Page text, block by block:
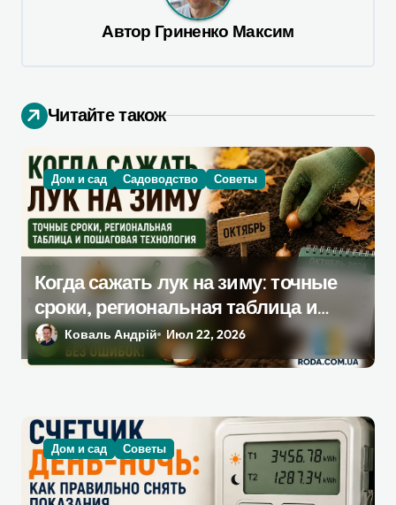
о
з
а
п
и
с
м
Автор Гриненко Максим
Читайте також
Дом и сад Садоводство Советы
Когда сажать лук на зиму: точные
сроки, региональная таблица и
пошаговая инструкция
Коваль Андрій Июл 22, 2026
Дом и сад Советы